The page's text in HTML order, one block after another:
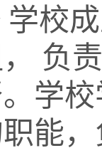
学校
负
学
能